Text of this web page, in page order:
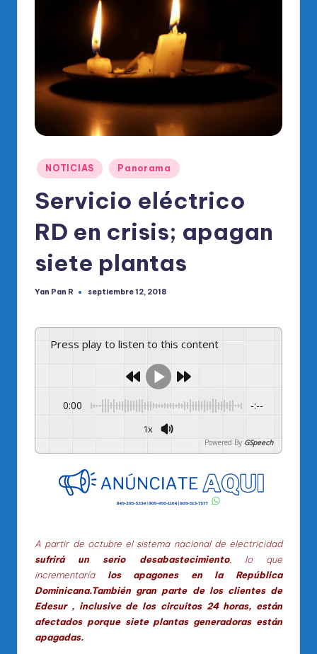
o
O
fi
al
el
R
Publicado
en
NOTICIAS Panorama
Servicio eléctrico
RD en crisis; apagan
siete plantas
Publicado
Yan Pan R septiembre 12, 2018
Press play to listen to this content
0:00 -:--
1x
Powered By GSpeech
A partir de octubre el sistema nacional de electricidad
sufrirá un serio desabastecimiento, lo que
incrementaría los apagones en la República
Dominicana.También gran parte de los clientes de
Edesur , inclusive de los circuitos 24 horas, están
afectados porque siete plantas generadoras están
apagadas.